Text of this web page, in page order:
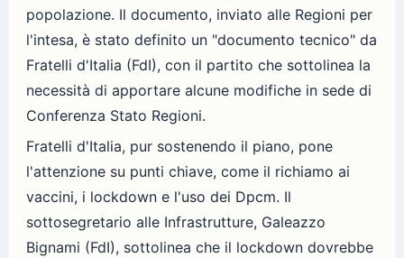
popolazione. Il documento, inviato alle Regioni per
l'intesa, è stato definito un "documento tecnico" da
Fratelli d'Italia (FdI), con il partito che sottolinea la
necessità di apportare alcune modifiche in sede di
Conferenza Stato Regioni.
Fratelli d'Italia, pur sostenendo il piano, pone
l'attenzione su punti chiave, come il richiamo ai
vaccini, i lockdown e l'uso dei Dpcm. Il
sottosegretario alle Infrastrutture, Galeazzo
Bignami (FdI), sottolinea che il lockdown dovrebbe